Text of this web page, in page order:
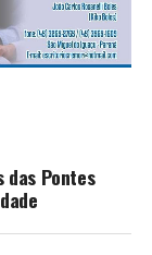
das Pontes